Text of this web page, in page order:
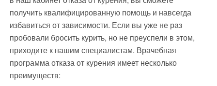
получить квалифицированную помощь и навсегда
избавиться от зависимости. Если вы уже не раз
пробовали бросить курить, но не преуспели в этом,
приходите к нашим специалистам. Врачебная
программа отказа от курения имеет несколько
преимуществ: